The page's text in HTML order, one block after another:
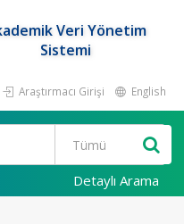
Veri Yönetim
Sistemi
Araştırmacı Girişi English
Detaylı Arama